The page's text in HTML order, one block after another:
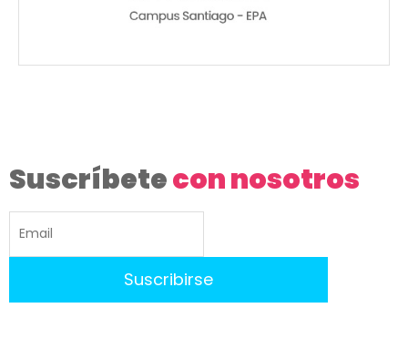
Suscríbetecon nosotros